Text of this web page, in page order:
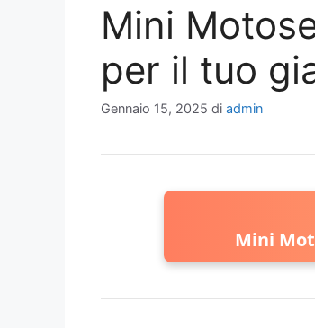
Mini
per il tuo
Gennaio 15, 2025 di admin
Mini